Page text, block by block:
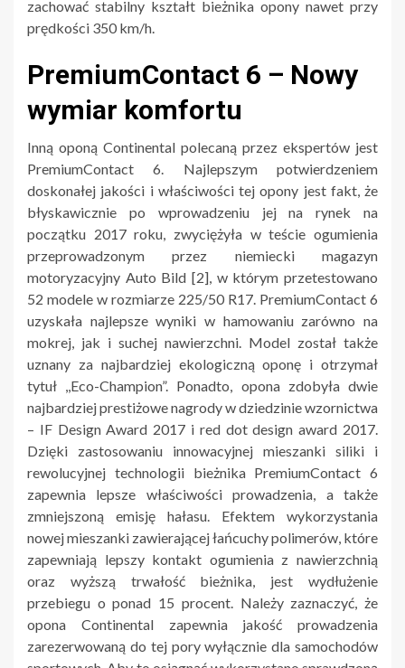
zachować stabilny kształt bieżnika opony nawet przy
prędkości 350 km/h.
PremiumContact 6 – Nowy
wymiar komfortu
Inną oponą Continental polecaną przez ekspertów jest
PremiumContact 6. Najlepszym potwierdzeniem
doskonałej jakości i właściwości tej opony jest fakt, że
błyskawicznie po wprowadzeniu jej na rynek na
początku 2017 roku, zwyciężyła w teście ogumienia
przeprowadzonym przez niemiecki magazyn
motoryzacyjny Auto Bild [2], w którym przetestowano
52 modele w rozmiarze 225/50 R17. PremiumContact 6
uzyskała najlepsze wyniki w hamowaniu zarówno na
mokrej, jak i suchej nawierzchni. Model został także
uznany za najbardziej ekologiczną oponę i otrzymał
tytuł ,,Eco-Champion”. Ponadto, opona zdobyła dwie
najbardziej prestiżowe nagrody w dziedzinie wzornictwa
– IF Design Award 2017 i red dot design award 2017.
Dzięki zastosowaniu innowacyjnej mieszanki siliki i
rewolucyjnej technologii bieżnika PremiumContact 6
zapewnia lepsze właściwości prowadzenia, a także
zmniejszoną emisję hałasu. Efektem wykorzystania
nowej mieszanki zawierającej łańcuchy polimerów, które
zapewniają lepszy kontakt ogumienia z nawierzchnią
oraz wyższą trwałość bieżnika, jest wydłużenie
przebiegu o ponad 15 procent. Należy zaznaczyć, że
opona Continental zapewnia jakość prowadzenia
zarezerwowaną do tej pory wyłącznie dla samochodów